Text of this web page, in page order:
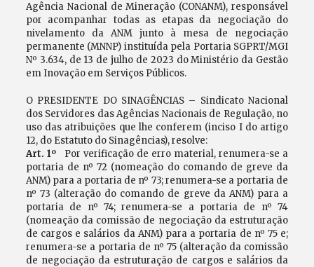
Agência Nacional de Mineração (CONANM), responsável
por acompanhar todas as etapas da negociação do
nivelamento da ANM junto à mesa de negociação
permanente (MNNP) instituída pela Portaria SGPRT/MGI
Nº 3.634, de 13 de julho de 2023 do Ministério da Gestão
em Inovação em Serviços Públicos.
O PRESIDENTE DO SINAGÊNCIAS – Sindicato Nacional
dos Servidores das Agências Nacionais de Regulação, no
uso das atribuições que lhe conferem (inciso I do artigo
12, do Estatuto do Sinagências), resolve:
Art. 1º Por verificação de erro material, renumera-se a
portaria de nº 72 (nomeação do comando de greve da
ANM) para a portaria de nº 73; renumera-se a portaria de
nº 73 (alteração do comando de greve da ANM) para a
portaria de nº 74; renumera-se a portaria de nº 74
(nomeação da comissão de negociação da estruturação
de cargos e salários da ANM) para a portaria de nº 75 e;
renumera-se a portaria de nº 75 (alteração da comissão
de negociação da estruturação de cargos e salários da